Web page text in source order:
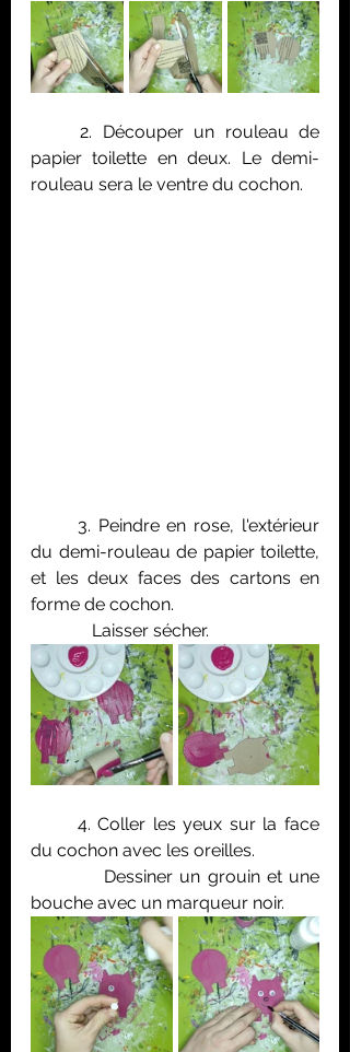
	2. Découper un rouleau de
papier toilette en deux. Le demi-
rouleau sera le ventre du cochon.
du demi-rouleau de papier toilette,
et les deux faces des cartons en
forme de cochon.
	    Laisser sécher.
du cochon avec les oreilles.
bouche avec un marqueur noir.